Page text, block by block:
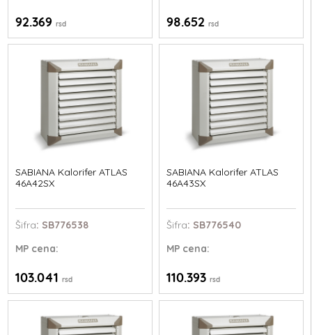
92.369rsd 98.652 rsd
SABIANA Kalorifer ATLAS
46A42SX
Šifra: SB776538
MP cena:
103.041rsd
SABIANA Kalorifer ATLAS
46A43SX
Šifra: SB776540
MPcena:
110.393 rsd